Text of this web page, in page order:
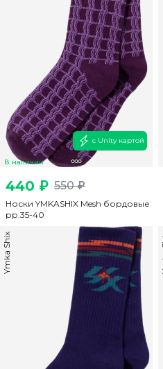
В наличии
с Unity картой
440 ₽ 550 ₽
Носки YMKASHIX Mesh бордовые
рр.35-40
Ymka Shix